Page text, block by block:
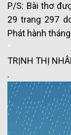
P/S: Bài thơ
29 trang 297
Phát hành
TRỊNH THỊ
.